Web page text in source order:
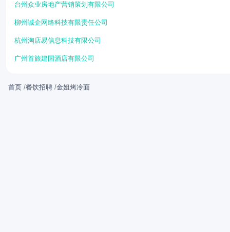
台州众业房地产营销策划有限公司
柳州诚企网络科技有限责任公司
杭州淘店易信息科技有限公司
广州首旅建国酒店有限公司
首页 /餐饮招聘 /金姐烤冷面